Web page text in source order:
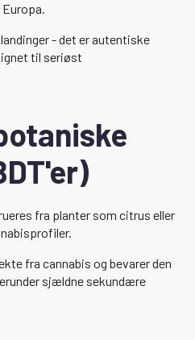
- det er autentiske
til seriøst
fra planter som citrus eller
fra cannabis og bevarer den
sjældne sekundære